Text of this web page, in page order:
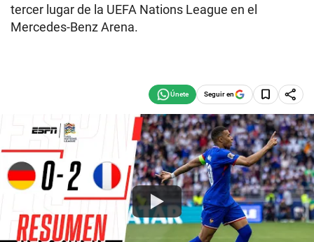
tercer lugar de la UEFA Nations League en el
Mercedes-Benz Arena.
Seguir en